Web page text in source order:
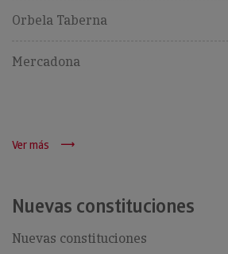
Orbela Taberna
Mercadona
Ver más
Nuevas constituciones
Nuevas constituciones